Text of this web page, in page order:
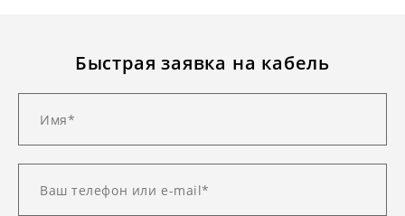
Быстрая заявка на кабель